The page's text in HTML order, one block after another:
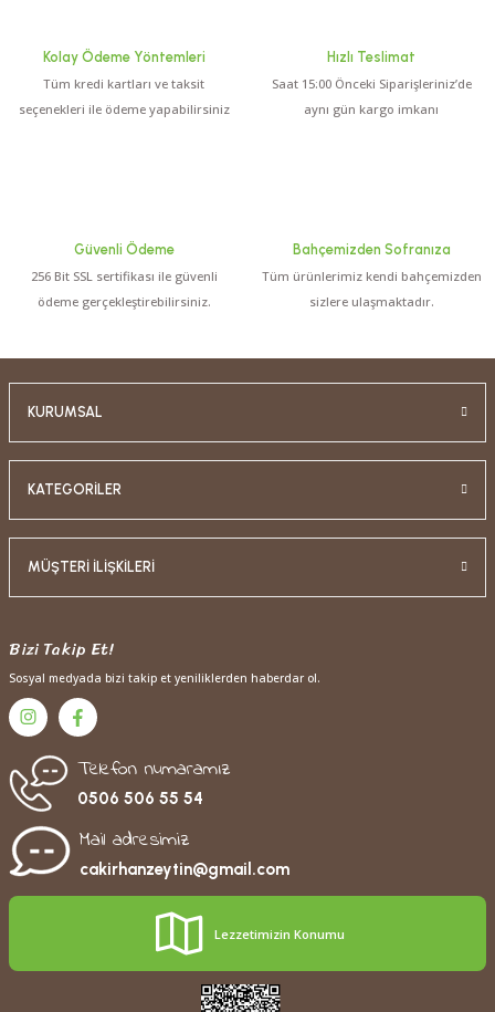
0.0 Puan - 0 Yorum
Ehlizade Taneli Karadut Özü (1400 Gr.)
Kolay Ödeme Yöntemleri
Tüm kredi kartları ve taksit
seçenekleri ile ödeme yapabilirsiniz
Hızlı Teslimat
Saat 15:00 Önceki Siparişleriniz’de
aynı gün kargo imkanı
Güvenli Ödeme
256 Bit SSL sertifikası ile güvenli
ödeme gerçekleştirebilirsiniz.
Bahçemizden Sofranıza
Tüm ürünlerimiz kendi bahçemizden
sizlere ulaşmaktadır.
KURUMSAL
KATEGORİLER
MÜŞTERİ İLİŞKİLERİ
Bizi Takip Et!
Sosyal medyada bizi takip et yeniliklerden haberdar ol.
Telefon numaramız
0506 506 55 54
Mail adresimiz
cakirhanzeytin@gmail.com
Lezzetimizin Konumu